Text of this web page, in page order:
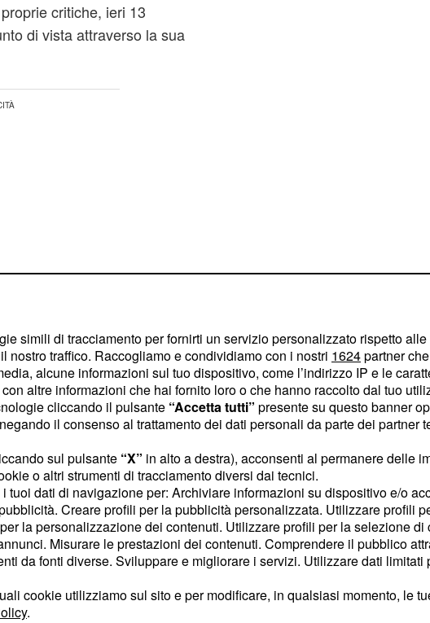
critiche, ieri 13
di vista attraverso la sua
Alessia
di vista sulle
le critiche sul web nei
molti di non essere stata
di non aver
ad Amedeo. Da quanto
a Roma all'ultimo evento
arrivati ad orari separati),
triste e
simili di tracciamento per fornirti un servizio personalizzato rispetto
nostro traffico. Raccogliamo e condividiamo con i nostri 1624partner
alcune informazioni sul tuo dispositivo, come l’indirizzo IP e le
altre informazioni che hai fornito loro o che hanno raccolto dal tuo
cliccando il pulsante “Accetta tutti” presente su questo banner
il consenso al trattamento dei dati personali da parte dei partner
sul pulsante “X” in alto a destra), acconsenti al permanere delle
o altri strumenti di tracciamento diversi dai tecnici.
tuoi dati di navigazione per: Archiviare informazioni su dispositivo e/o
Creare profili per la pubblicità personalizzata. Utilizzare profili
la personalizzazione dei contenuti. Utilizzare profili per la selezione di
Misurare le prestazioni dei contenuti. Comprendere il pubblico
da fonti diverse. Sviluppare e migliorare i servizi. Utilizzare dati limitati
cookie utilizziamo sul sito e per modificare, in qualsiasi momento, le
.